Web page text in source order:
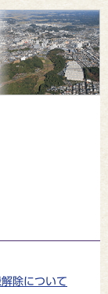
除について